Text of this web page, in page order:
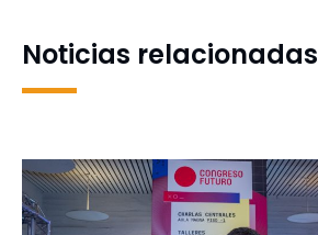
Noticias relacionadas